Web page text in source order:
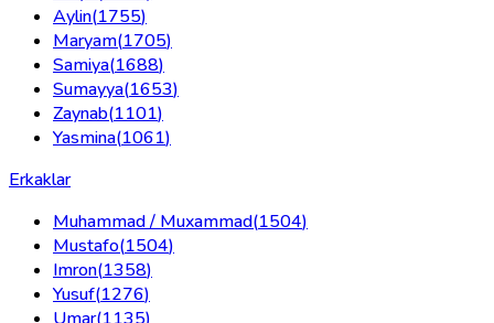
Aylin(1755)
Maryam(1705)
Samiya(1688)
Sumayya(1653)
Zaynab(1101)
Yasmina(1061)
Erkaklar
Muhammad / Muxammad(1504)
Mustafo(1504)
Imron(1358)
Yusuf(1276)